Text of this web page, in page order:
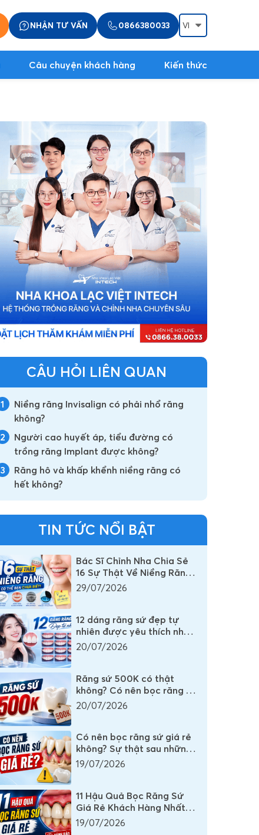
NHẬN TƯ VẤN 0866380033
Câu chuyện khách hàng Kiến thức
CÂU HỎI LIÊN QUAN
1
Niềng răng Invisalign có phải nhổ răng
không?
2
Người cao huyết áp, tiểu đường có
trồng răng Implant được không?
3
Răng hô và khấp khểnh niềng răng có
hết không?
TIN TỨC NỔI BẬT
Bác Sĩ Chỉnh Nha Chia Sẻ
16 Sự Thật Về Niềng Răng
Mà Rất Nhiều Người Vẫn
Đang Hiểu Sai
29/07/2026
12 dáng răng sứ đẹp tự
nhiên được yêu thích nhất
mọi thời đại
20/07/2026
Răng sứ 500K có thật
không? Có nên bọc răng sứ
500K không?
20/07/2026
Có nên bọc răng sứ giá rẻ
không? Sự thật sau những
chiếc răng sứ có giá vài
trăm nghìn
19/07/2026
11 Hậu Quả Bọc Răng Sứ
Giá Rẻ Khách Hàng Nhất
Định Phải Biết
19/07/2026